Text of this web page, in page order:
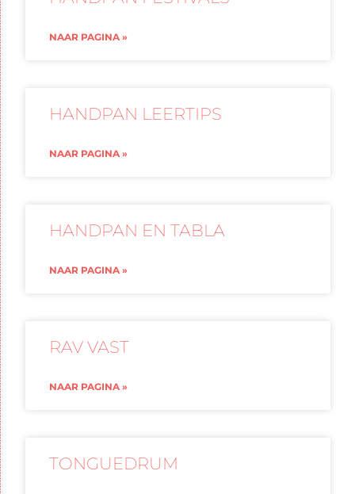
NAAR PAGINA »
HANDPAN LEERTIPS
NAAR PAGINA »
HANDPAN EN TABLA
NAAR PAGINA »
RAV VAST
NAAR PAGINA »
TONGUEDRUM